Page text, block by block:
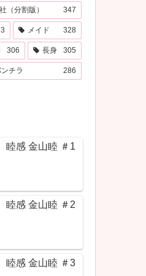
（分割版） 347
メイド 328
306 長身 305
チラ 286
睦感 金山睦 ＃1
睦感 金山睦 ＃2
睦感 金山睦 ＃3